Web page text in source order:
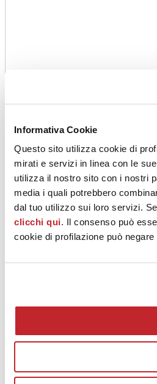
Informativa Cookie
Questo sito utilizza cookie di
mirati e servizi in linea con le
utilizza il nostro sito con i nostri
media i quali potrebbero
dal tuo utilizzo sui loro servizi.
clicchi qui. Il consenso può
cookie di profilazione può